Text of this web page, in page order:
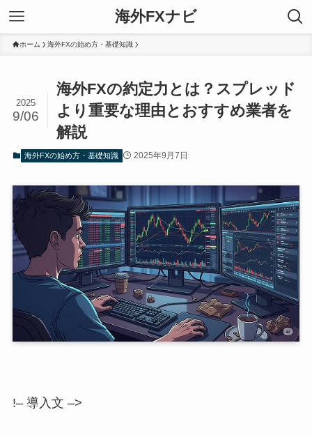
海外FXナビ
ホーム 海外FXの始め方・基礎知識
海外FXの約定力とは？スプレッド
より重要な理由とおすすめ業者を
解説
2025
9/06
海外FXの始め方・基礎知識 2025年9月7日
!– 導入文 –>